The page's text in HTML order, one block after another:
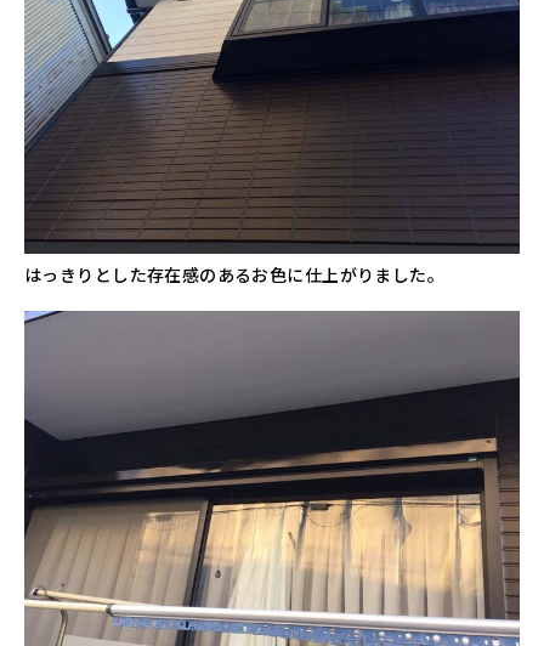
はっきりとした存在感のあるお色に仕上がりました。